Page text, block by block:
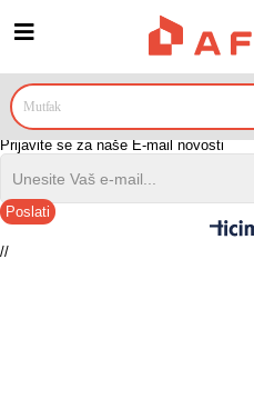
Prijava za članove
Prijavite se za naše E-mail novosti
Poslati
//